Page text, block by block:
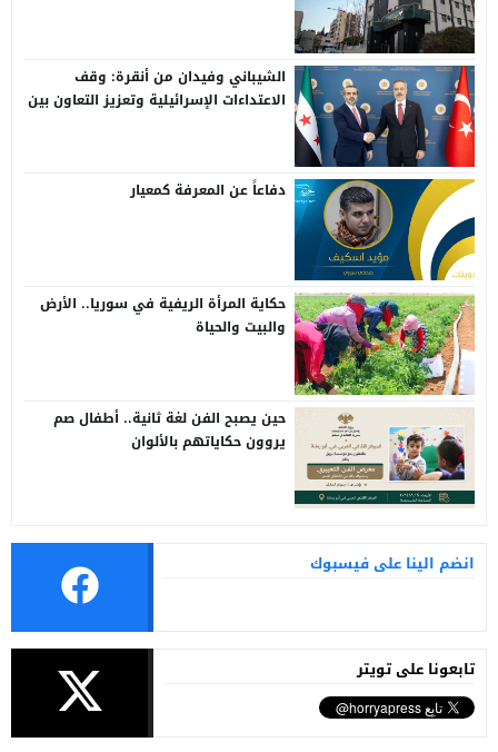
الشيباني وفيدان من أنقرة: وقف
الاعتداءات الإسرائيلية وتعزيز التعاون بين
دفاعاً عن المعرفة كمعيار
حكاية المرأة الريفية في سوريا.. الأرض
والبيت والحياة
حين يصبح الفن لغة ثانية.. أطفال صم
يروون حكاياتهم بالألوان
انضم الينا على فيسبوك
تابعونا على تويتر